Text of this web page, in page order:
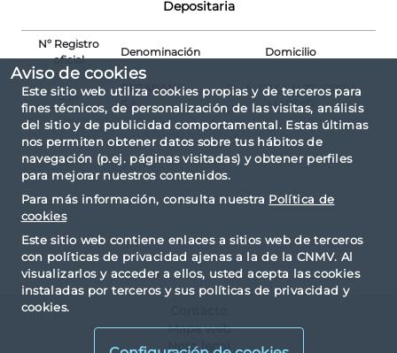
Aviso de cookies
Este sitio web utiliza cookies propias y de terceros para
fines técnicos, de personalización de las visitas, análisis
del sitio y de publicidad comportamental. Estas últimas
nos permiten obtener datos sobre tus hábitos de
navegación (p.ej. páginas visitadas) y obtener perfiles
para mejorar nuestros contenidos.
Para más información, consulta nuestra Política de
cookies
Este sitio web contiene enlaces a sitios web de terceros
con políticas de privacidad ajenas a la de la CNMV. Al
visualizarlos y acceder a ellos, usted acepta las cookies
instaladas por terceros y sus políticas de privacidad y
cookies.
Depositaria
Nº Registro
oficial
Denominación Domicilio
236
CECABANK,
S.A.
CL. ALCALA N.27 - 28014
MADRID
Mapa web
Nota legal